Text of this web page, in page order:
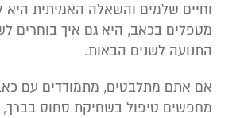
וחיים שלמים והשאלה האמיתית היא
מטפלים בכאב, היא גם איך בוחרים
התנועה לשנים הבאות.
אם אתם מתלבטים, מתמודדים עם
מחפשים טיפול בשחיקת סחוס בברך,